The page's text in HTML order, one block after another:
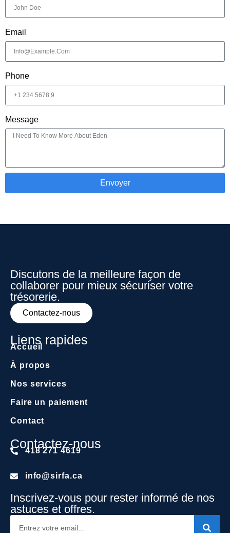
Email
Phone
Message
Envoyer
Discutons de la meilleure façon de
collaborer pour mieux sécuriser votre
trésorerie.
Contactez-nous
Liens rapides
Accueil
À propos
Nos services
Faire un paiement
Contact
Contactez-nous
418 271 4619
info@sirfa.ca
Inscrivez-vous pour rester informé de nos
astuces et offres.